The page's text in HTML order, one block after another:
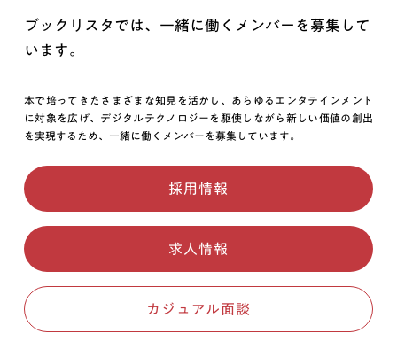
ブックリスタでは、一緒に働くメンバーを募集して
います。
本で培ってきたさまざまな知見を活かし、あらゆるエンタテインメント
に対象を広げ、デジタルテクノロジーを駆使しながら新しい価値の創出
を実現するため、一緒に働くメンバーを募集しています。
採用情報
求人情報
カジュアル面談